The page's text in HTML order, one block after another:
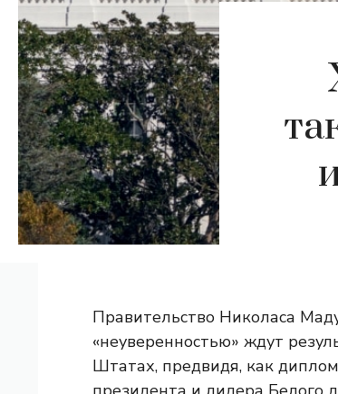
Правительство Николаса
«неуверенностью» ждут
Штатах, предвидя, как